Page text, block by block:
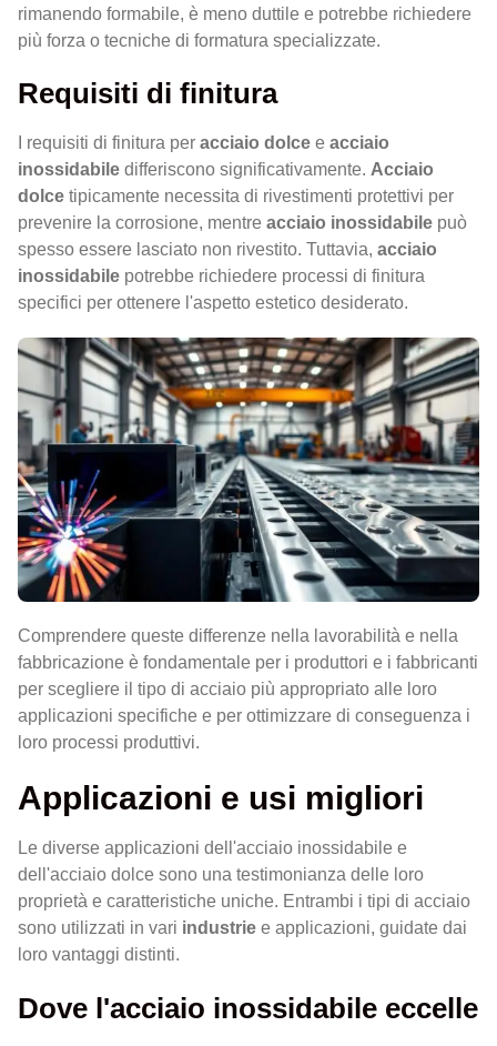
rimanendo formabile, è meno duttile e potrebbe richiedere
più forza o tecniche di formatura specializzate.
Requisiti di finitura
I requisiti di finitura per acciaio dolce e acciaio
inossidabile differiscono significativamente. Acciaio
dolce tipicamente necessita di rivestimenti protettivi per
prevenire la corrosione, mentre acciaio inossidabile può
spesso essere lasciato non rivestito. Tuttavia, acciaio
inossidabile potrebbe richiedere processi di finitura
specifici per ottenere l'aspetto estetico desiderato.
Comprendere queste differenze nella lavorabilità e nella
fabbricazione è fondamentale per i produttori e i fabbricanti
per scegliere il tipo di acciaio più appropriato alle loro
applicazioni specifiche e per ottimizzare di conseguenza i
loro processi produttivi.
Applicazioni e usi migliori
Le diverse applicazioni dell'acciaio inossidabile e
dell'acciaio dolce sono una testimonianza delle loro
proprietà e caratteristiche uniche. Entrambi i tipi di acciaio
sono utilizzati in vari industrie e applicazioni, guidate dai
loro vantaggi distinti.
Dove l'acciaio inossidabile eccelle